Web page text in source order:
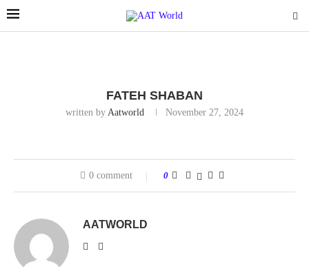
FATEH SHABAN
written by Aatworld November 27, 2024
0 comment 0
AATWORLD